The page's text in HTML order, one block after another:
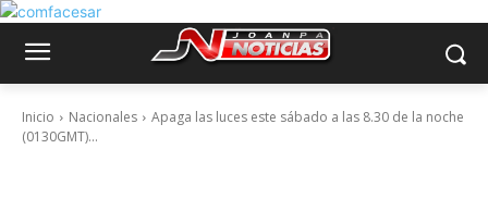
Inicio Nacionales
Apaga las luces este sábado a las 8.30 de la noche
(0130GMT)...